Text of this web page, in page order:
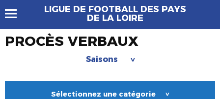
LIGUE DE FOOTBALL DES PAYS
DE LA LOIRE
PROCÈS VERBAUX
Saisons >
Sélectionnez une catégorie >